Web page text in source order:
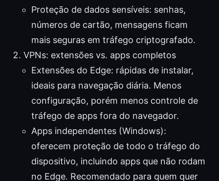
Proteção de dados sensíveis: senhas,
números de cartão, mensagens ficam
mais seguras em tráfego criptografado.
VPNs: extensões vs. apps completos
Extensões do Edge: rápidas de instalar,
ideais para navegação diária. Menos
configuração, porém menos controle de
tráfego de apps fora do navegador.
Apps independentes (Windows):
oferecem proteção de todo o tráfego do
dispositivo, incluindo apps que não rodam
no Edge. Recomendado para quem quer